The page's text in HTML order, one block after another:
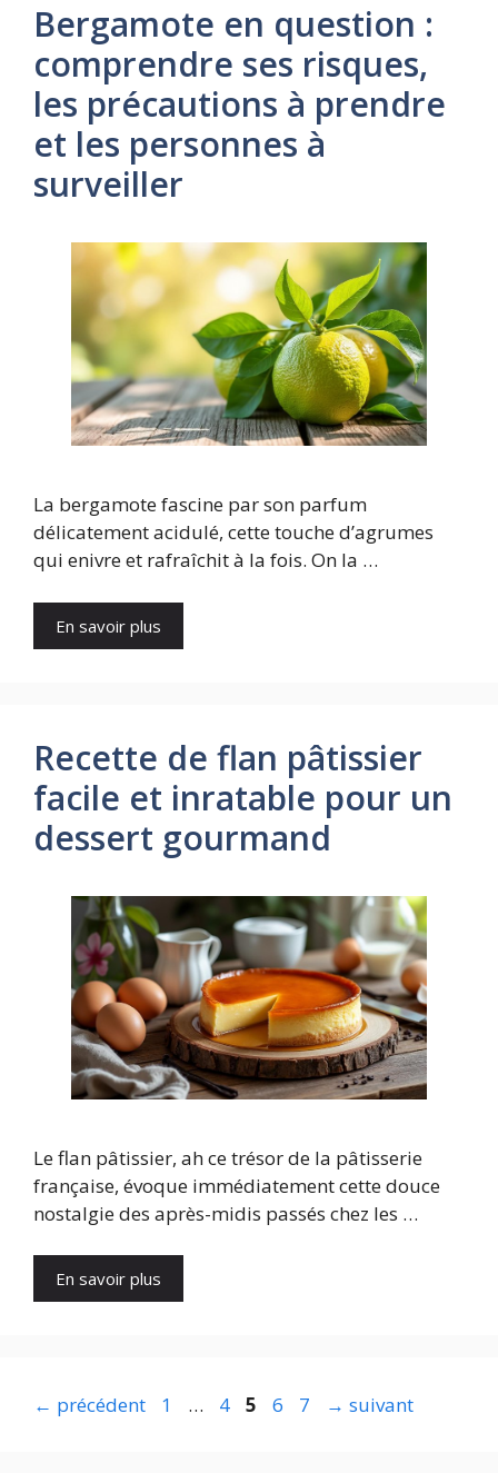
Bergamote en question :
comprendre ses risques,
les précautions à prendre
et les personnes à
surveiller
La bergamote fascine par son parfum
délicatement acidulé, cette touche d’agrumes
qui enivre et rafraîchit à la fois. On la …
En savoir plus
Recette de flan pâtissier
facile et inratable pour un
dessert gourmand
Le flan pâtissier, ah ce trésor de la pâtisserie
française, évoque immédiatement cette douce
nostalgie des après-midis passés chez les …
En savoir plus
← précédent Page
1 … Page
4 Page
5 Page
6 Page
7 → suivant